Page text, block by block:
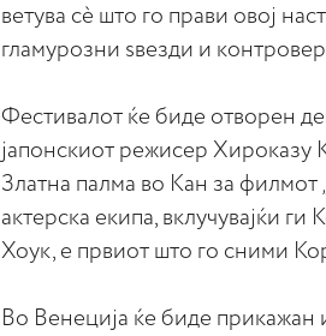
ветува сè што го прави овој
гламурозни sвезди и
Фестивалот ќе биде отворен
јапонскиот режисер
Златна палма во Кан за филмот
актерска екипа, вклучувајќи
Хоук, е првиот што го сними
Во Венеција ќе биде